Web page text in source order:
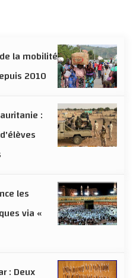
la mobilité
2010
:
les
via «
: Deux